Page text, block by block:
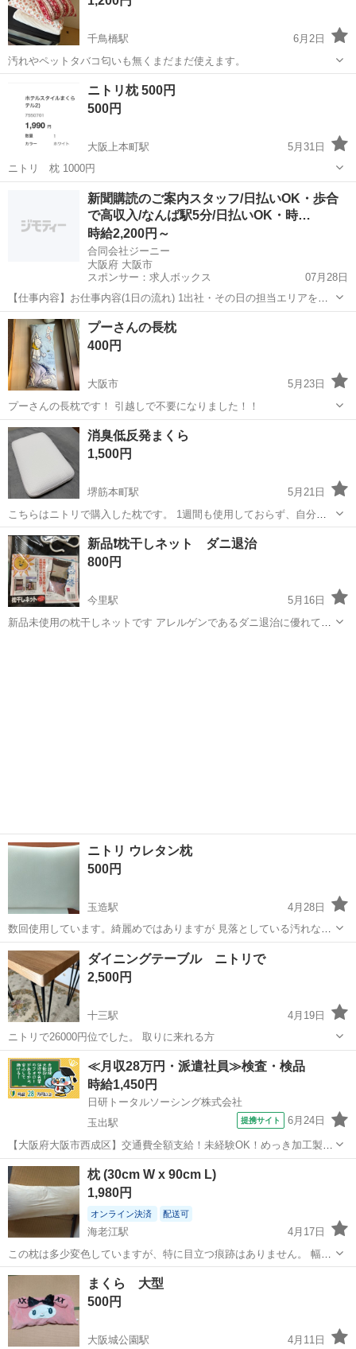
千鳥橋駅
6月2日
汚れやペットタバコ匂いも無くまだまだ使えます。
千鳥橋駅 寝具
ニトリ枕 500円
500円
大阪上本町駅
5月31日
ニトリ 枕 1000円
大阪市 大阪上本町駅 寝具
新聞購読のご案内スタッフ/日払いOK・歩合
で高収入/なんば駅5分/日払いOK・時…
時給2,200円～
合同会社ジーニー
大阪府 大阪市
スポンサー：求人ボックス
07月28日
【仕事内容】お仕事内容(1日の流れ) 1出社・その日の担当エリアを確
認 2サービスのご案内・ご説明 3夕方に実績を先輩と共有、翌日の動き
方を相談 重い荷物を運ぶような力仕事はありません。 未経験でも安心
な理由 ・入社後は先輩が同行...
アルバイト・パート / 業務委託
プーさんの長枕
400円
大阪市
5月23日
プーさんの長枕です！ 引越しで不要になりました！！
大阪 大阪市 寝具 プーさん
消臭低反発まくら
1,500円
堺筋本町駅
5月21日
こちらはニトリで購入した枕です。 1週間も使用しておらず、自分に
は合わなかったため出品します。 2個あります。1個1500円です。 ●抗
菌防臭加工(カバー表生地・裏生地) ●3大消臭加工(カバー表生地・裏生
地) ※アンモ...
大阪 大阪市 堺筋本町駅 寝具 ネット
新品❗️枕干しネット ダニ退治
800円
今里駅
5月16日
新品未使用の枕干しネットです アレルゲンであるダニ退治に優れてい
ニトリ ウレタン枕
500円
玉造駅
4月28日
数回使用しています。綺麗めではありますが 見落としている汚れなど
あるかもしれません。 まだふっくらとして弾力はあります。 ご理解を
いただける方へお譲りしたいと思います。 よろしくお願いします
🙇🏻‍♀️⸒⸒ ...
大阪 大阪市 玉造駅
ダイニングテーブル ニトリで
2,500円
十三駅
4月19日
ニトリで26000円位でした。 取りに来れる方
大阪 大阪市 十三駅 寝具 ニトリ
≪月収28万円・派遣社員≫検査・検品
時給1,450円
日研トータルソーシング株式会社
玉出駅
提携サイト 6月24日
【大阪府大阪市西成区】交通費全額支給！未経験OK！めっき加工製品
の出荷前処理・検査《お仕事No.8A785-JS》 お仕事について 各種めっ
き加工製品の出荷前処理、検査業務です。 ※業務の変更、就業場所の
変更の範囲、契約...
大阪 大阪市
枕 (30cm W x 90cm L)
1,980円
オンライン決済 配送可
海老江駅
4月17日
この枕は多少変色していますが、特に目立つ痕跡はありません。 幅は
30センチメートル、長さは90センチメートルです。 枕カバーをご用意
できます。 駅でのピックアップも手配できますが、配達は別途料金が
かかります。
大阪 大阪市 海老江駅
まくら 大型
500円
大阪城公園駅
4月11日